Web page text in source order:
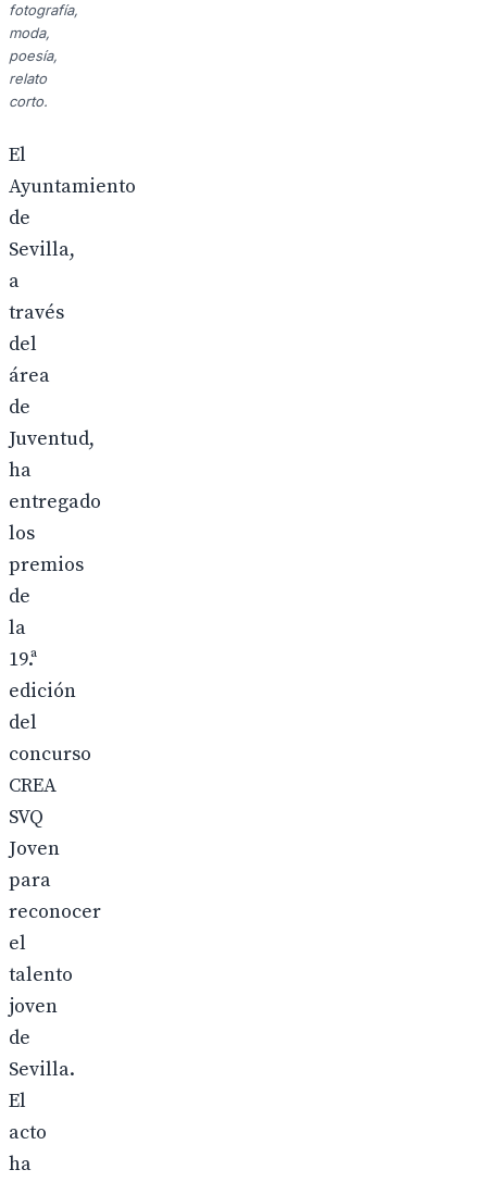
fotografía,
moda,
poesía,
relato
corto.
El
Ayuntamiento
de
Sevilla,
a
través
del
área
de
Juventud,
ha
entregado
los
premios
de
la
19.ª
edición
del
concurso
CREA
SVQ
Joven
para
reconocer
el
talento
joven
de
Sevilla.
El
acto
ha